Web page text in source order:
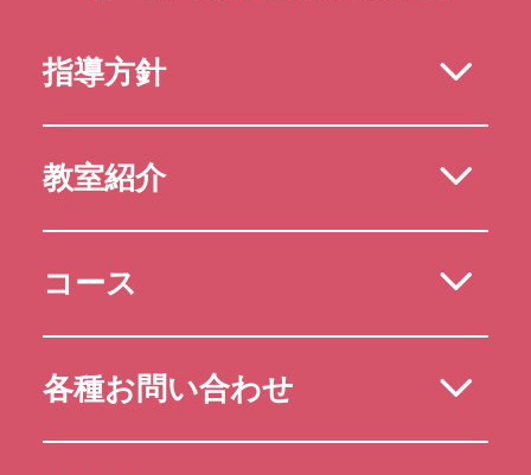
指導方針
教室紹介
コース
各種お問い合わせ